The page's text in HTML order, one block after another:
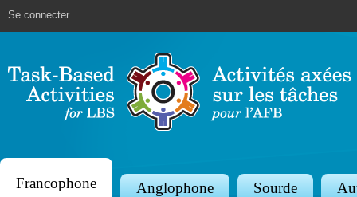
Se connecter
Francophone Anglophone Sourde